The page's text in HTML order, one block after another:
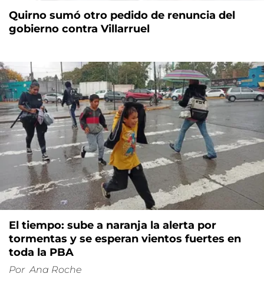
Quirno sumó otro pedido de renuncia del
gobierno contra Villarruel
El tiempo: sube a naranja la alerta por
tormentas y se esperan vientos fuertes en
toda la PBA
Por Ana Roche